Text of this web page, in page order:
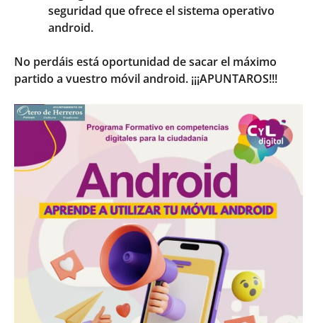
seguridad que ofrece el sistema operativo
android.
No perdáis está oportunidad de sacar el máximo
partido a vuestro móvil android. ¡¡¡APUNTAROS!!!